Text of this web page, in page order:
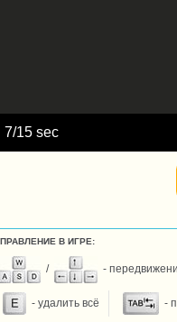
8/15 sec
В ИГРЕ:
/ -
- удалить всё -